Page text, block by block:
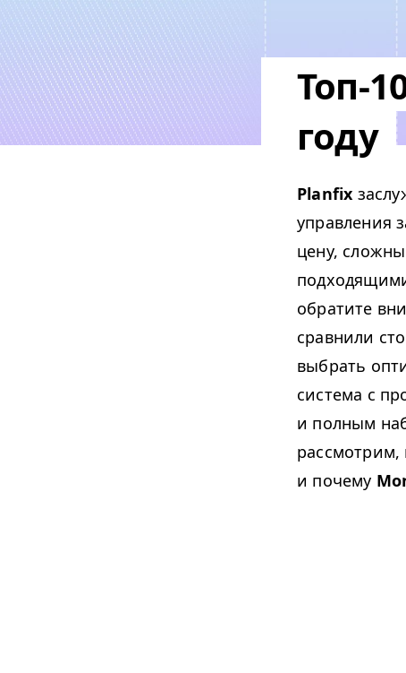
Топ-
году
Planfix
управления
цену,
обратите
сравнили
выбрать
система с
и полным
рассмотрим,
и почему